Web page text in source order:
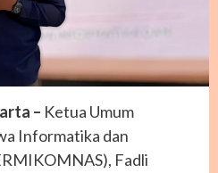
– Ketua Umum
Informatika dan
Fadli